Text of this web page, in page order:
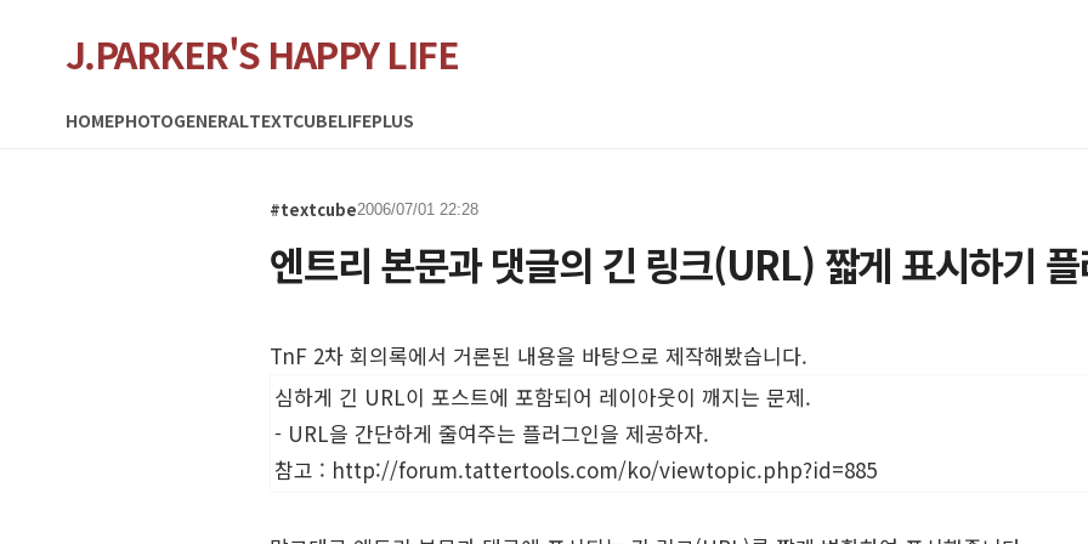
J.PARKER'S HAPPY LIFE
HOMEPHOTOGENERALTEXTCUBELIFEPLUS
#textcube2006/07/01 22:28
엔트리 본문과 댓글의 긴 링크(URL) 짧게 표시하기
TnF 2차 회의록에서 거론된 내용을 바탕으로 제작해봤습니다.
심하게 긴 URL이 포스트에 포함되어 레이아웃이 깨지는 문제.
- URL을 간단하게 줄여주는 플러그인을 제공하자.
참고 : http://forum.tattertools.com/ko/viewtopic.php?id=885